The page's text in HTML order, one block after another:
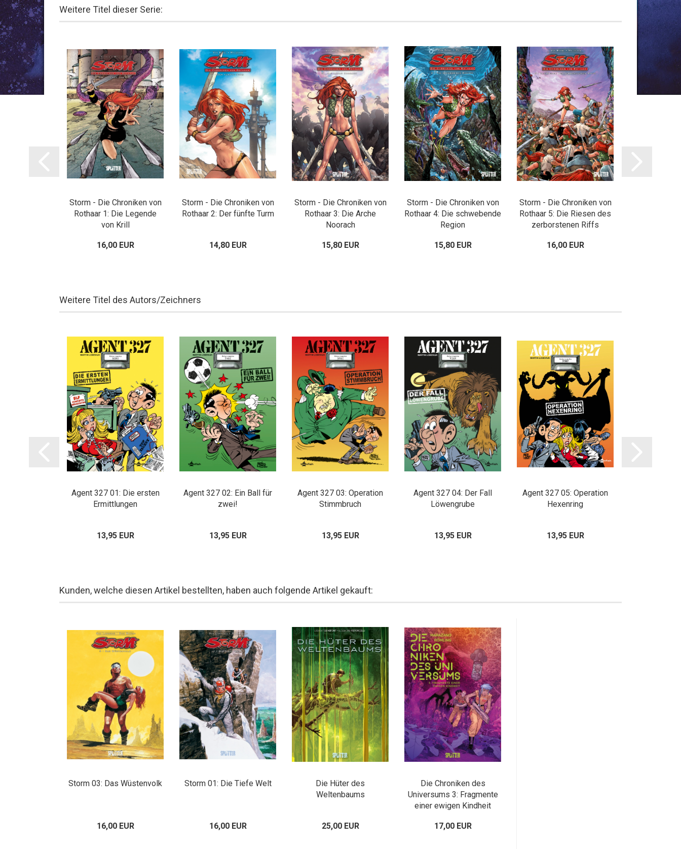
Weitere Titel dieser Serie:
AB 10.2026
Storm - Die Chroniken von
Rothaar 1: Die Legende
von Krill
16,00 EUR
Storm - Die Chroniken von
Rothaar 2: Der fünfte Turm
14,80 EUR
Storm - Die Chroniken von
Rothaar 3: Die Arche
Noorach
15,80 EUR
Storm - Die Chroniken von
Rothaar 4: Die schwebende
Region
15,80 EUR
Storm - Die Chroniken von
Rothaar 5: Die Riesen des
zerborstenen Riffs
16,00 EUR
Weitere Titel des Autors/Zeichners
Agent 327 01: Die ersten
Ermittlungen
13,95 EUR
Agent 327 02: Ein Ball für
zwei!
13,95 EUR
Agent 327 03: Operation
Stimmbruch
13,95 EUR
Agent 327 04: Der Fall
Löwengrube
13,95 EUR
Agent 327 05: Operation
Hexenring
13,95 EUR
Kunden, welche diesen Artikel bestellten, haben auch folgende Artikel gekauft:
Storm 03: Das Wüstenvolk
16,00 EUR
Storm 01: Die Tiefe Welt
16,00 EUR
Die Hüter des
Weltenbaums
25,00 EUR
Die Chroniken des
Universums 3: Fragmente
einer ewigen Kindheit
17,00 EUR